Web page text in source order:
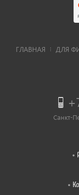
ГЛАВНАЯ ДЛЯ
Санкт-